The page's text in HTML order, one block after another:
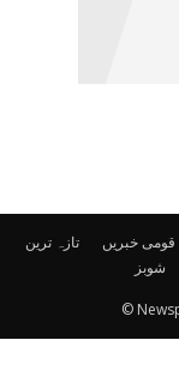
تازہ ترین قومی خبریں
شوبز
©